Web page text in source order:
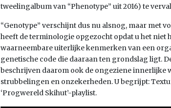
tweelingalbum van “Phenotype” uit 2016) te
“Genotype” verschijnt dus nu alsnog, maar met
heeft de terminologie opgezocht opdat u het niet
waarneembare uiterlijke kenmerken van een
genetische code die daaraan ten grondslag ligt.
beschrijven daarom ook de ongeziene innerlijke
strubbelingen en onzekerheden. U begrijpt:
‘Progwereld Skihut’-playlist.